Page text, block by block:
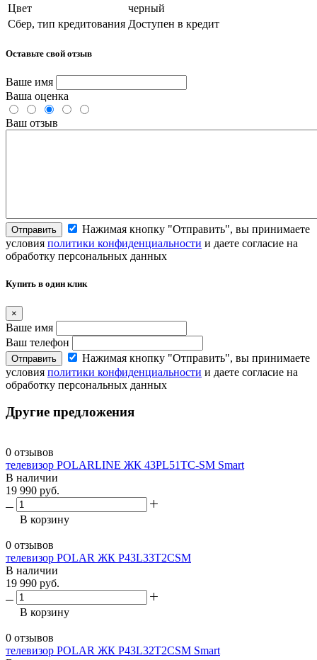
Цвет
черный
Сбер, тип кредитования Доступен в кредит
Оставьте свой отзыв
Ваше имя
Ваша оценка
Ваш отзыв
Отправить
Нажимая кнопку "Отправить", вы принимаете
условия политики конфиденциальности и даете согласие на
обработку персональных данных
Купить в один клик
×
Ваше имя
Ваш телефон
Отправить
Нажимая кнопку "Отправить", вы принимаете
условия политики конфиденциальности и даете согласие на
обработку персональных данных
Другие предложения
0 отзывов
телевизор POLARLINE ЖК 43PL51TC-SM Smart
В наличии
19 990 руб.
В корзину
0 отзывов
телевизор POLAR ЖК P43L33T2CSM
В наличии
19 990 руб.
В корзину
0 отзывов
телевизор POLAR ЖК P43L32T2CSM Smart